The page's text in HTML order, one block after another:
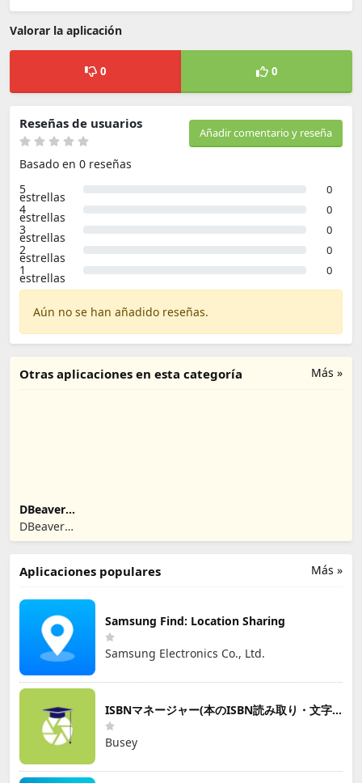
Valorar la aplicación
0 0
Añadir comentario y reseña
Reseñas de usuarios
Basado en 0 reseñas
5
estrellas 0
4
estrellas 0
3
estrellas 0
2
estrellas 0
1
estrellas 0
Aún no se han añadido reseñas.
Más »
Otras aplicaciones en esta categoría
DBeaver
Community
DBeaver
Corporation
Más »
Aplicaciones populares
Samsung Find: Location Sharing
Samsung Electronics Co., Ltd.
ISBNマネージャー(本のISBN読み取り・文字認識)
Busey